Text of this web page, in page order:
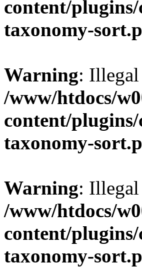
content/
taxonomy-
Warning:
/www/htdocs/
content/
taxonomy-
Warning:
/www/htdocs/
content/
taxonomy-